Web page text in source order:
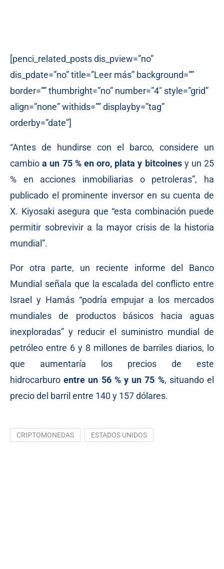
[penci_related_posts dis_pview=”no”
dis_pdate=”no” title=”Leer más” background=””
border=”” thumbright=”no” number=”4″ style=”grid”
align=”none” withids=”” displayby=”tag”
orderby=”date”]
“Antes de hundirse con el barco, considere un
cambioa un 75 % en oro, plata y bitcoinesy un 25
% en acciones inmobiliarias o petroleras”, ha
publicado el prominente inversor en su cuenta de
X. Kiyosaki asegura que “esta combinación puede
permitir sobrevivir a la mayor crisis de la historia
mundial”.
Por otra parte, un reciente informe del Banco
Mundial señala que la escalada del conflicto entre
Israel y Hamás “podría empujar a los mercados
mundiales de productos básicos hacia aguas
inexploradas” y reducir el suministro mundial de
petróleo entre 6 y 8 millones de barriles diarios, lo
que aumentaría los precios de este
hidrocarburoentre un 56 % y un 75 %, situando el
precio del barril entre 140 y 157 dólares.
CRIPTOMONEDAS ESTADOS UNIDOS